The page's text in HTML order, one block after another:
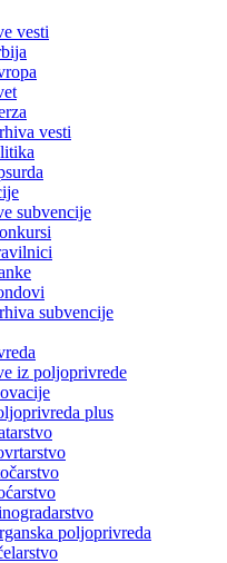
vesti
vesti
subvencije
subvencije
iz poljoprivrede
plus
poljoprivreda